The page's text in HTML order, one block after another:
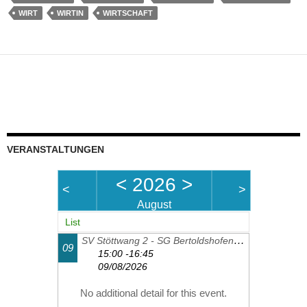
WIRT
WIRTIN WIRTSCHAFT
VERANSTALTUNGEN
< < 2026 >
August
>
List
09
SV Stöttwang 2 - SG Bertoldshofen-Sulzschneid 2
15:00 -16:45
09/08/2026
No additional detail for this event.